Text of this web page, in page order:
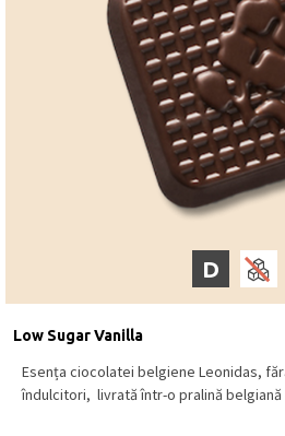
D
Low Sugar Vanilla
Esența ciocolatei belgiene Leonidas,
îndulcitori, livrată într-o pralină belgiană